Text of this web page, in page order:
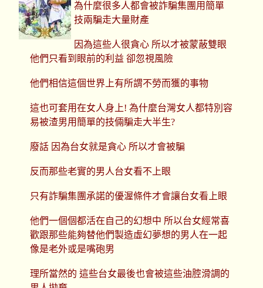
為什麼很多人都會被詐騙集團用簡單
技兩騙走大量財產
因為這些人很貪心 所以才被蒙蔽雙眼
他們只看到眼前的利益 卻忽視風險
他們相信這個世界上有所謂不勞而獲的事物
這也可套用在女人身上! 為什麼台灣女人都特別容
易被渣男用簡單的技倆騙走大半生?
廢話 因為台女就是貪心 所以才會被騙
反而那些老實的男人台女看不上眼
只有詐騙集團承諾的優渥條件才會讓台女看上眼
他們一個個都活在自己的幻想中 所以台女經常喜
歡跟那些能夠替他們製造虛幻夢想的男人在一起
像是老外或是嘴砲男
理所當然的 這些台女最後也會被這些油腔滑調的